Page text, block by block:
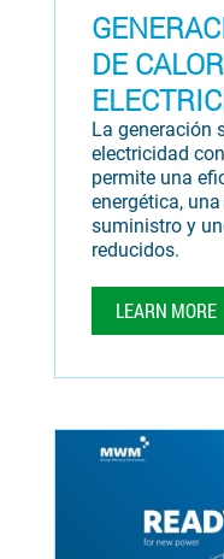
DE
La generación
electricidad
permite una
energética,
suministro y
reducidos.
LEARN MORE